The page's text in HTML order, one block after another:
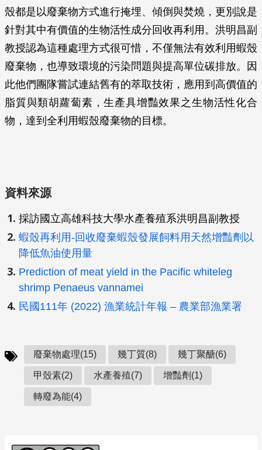
殼都是以廢棄物方式進行掩埋、傾倒與焚燒，更別說是
針對其中有價值的生物活性成分回收再利用。洪明昌副
教授認為這種處理方式很可惜，不僅無法有效利用蝦殼
廢棄物，也導致環境的污染問題與提高單位碳排放。因
此他們團隊嘗試連結舊有的萃取技術，應用到高價值的
脂質與類胡蘿蔔素，生產具增豔效果之生物活性化合
物，達到全利用蝦殼廢棄物的目標。
資料來源
採訪國立高雄科技大學水產養殖系洪明昌副教授
蝦殼再利用-回收廢棄蝦殼發展飼料用天然增豔劑以
降低魚油使用量
Prediction of meat yield in the Pacific whiteleg
shrimp Penaeus vannamei
民國111年 (2022) 漁業統計年報 – 農業部漁業署
廢棄物處理(15) 幾丁質(8) 幾丁聚醣(6)
甲殼素(2) 水產養殖(7) 增豔劑(1)
轉廢為能(4)